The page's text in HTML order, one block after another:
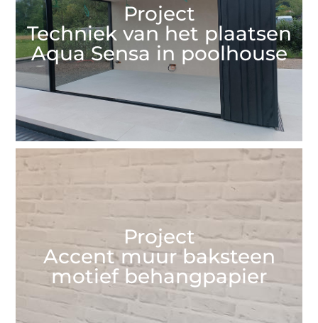
Project
Techniek van het plaatsen
Aqua Sensa in poolhouse
Project
Accent muur baksteen
motief behangpapier